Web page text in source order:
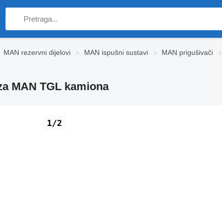
MAN rezervni dijelovi MAN ispušni sustavi MAN prigušivači
MAN TGL kamiona
1/2